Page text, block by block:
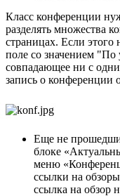
Класс конференции
разделять множества
страницах. Если этого
поле со значением
совпадающее ни с
запись о конференции
Еще не
блоке
меню
ссылки на
ссылка на обзор